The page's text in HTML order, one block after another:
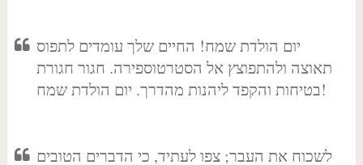
יום הולדת שמח! החיים שלך עומדים לתפוס
תאוצה ולהתפוצץ אל הסטרטוספירה. חגור חגורת
בטיחות והקפד ליהנות מהדרך. יום הולדת שמח!
לשכוח את העבר; צפו לעתיד, כי הדברים הטובים